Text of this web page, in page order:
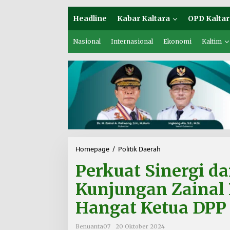
Headline Kabar Kaltara OPD
Nasional Internasional Ekonomi Kaltim
Homepage / Politik Daerah
r
k
u
a
t
S
Perkuat Sinergi
Kunjungan
Hangat Ketua
Benuanta07
20 Oktober 2024